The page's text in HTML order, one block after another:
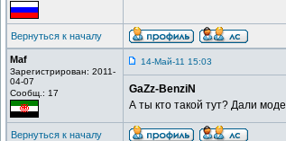
Вернуться к началу
Maf
Зарегистрирован: 2011-
04-07
Сообщ.: 17
14-Май-11 15:03
GaZz-BenziN
А ты кто такой тут? Дали
Вернуться к началу